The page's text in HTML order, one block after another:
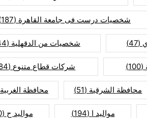
شخصيات درست فى جامعة القاهرة (187)
(47) شخصيات من الدقهلية (44)
(100) شركات قطاع متنوع (84)
محافظة الشرقية (51) محافظة الغربية
مواليد ا (194) مواليد ح (50)